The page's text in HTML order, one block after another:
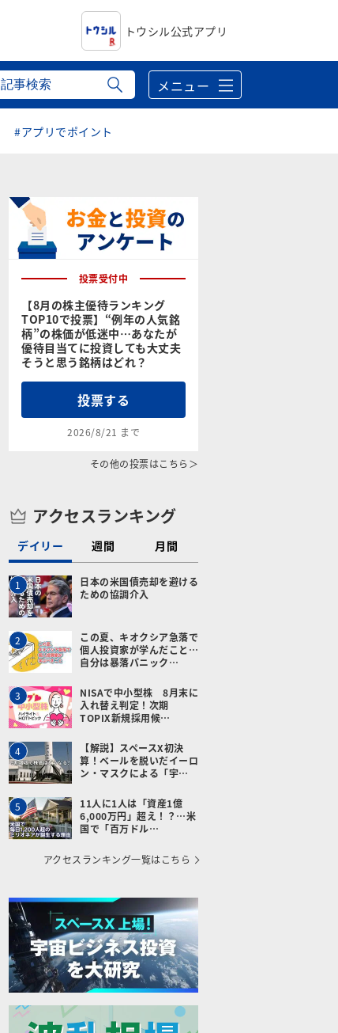
トウシル公式アプリ
メニュー
#アプリでポイント
投票受付中
【8月の株主優待ランキング
TOP10で投票】“例年の人気銘
柄”の株価が低迷中…あなたが
優待目当てに投資しても大丈夫
そうと思う銘柄はどれ？
投票する
2026/8/21 まで
その他の投票はこちら＞
アクセスランキング
デイリー 週間 月間
1
日本の米国債売却を避ける
ための協調介入
2
この夏、キオクシア急落で
個人投資家が学んだこと…
自分は暴落パニック…
3
NISAで中小型株 8月末に
入れ替え判定！次期
TOPIX新規採用候…
4
【解説】スペースX初決
算！ベールを脱いだイーロ
ン・マスクによる「宇…
5
11人に1人は「資産1億
6,000万円」超え！？…米
国で「百万ドル…
アクセスランキング一覧はこちら